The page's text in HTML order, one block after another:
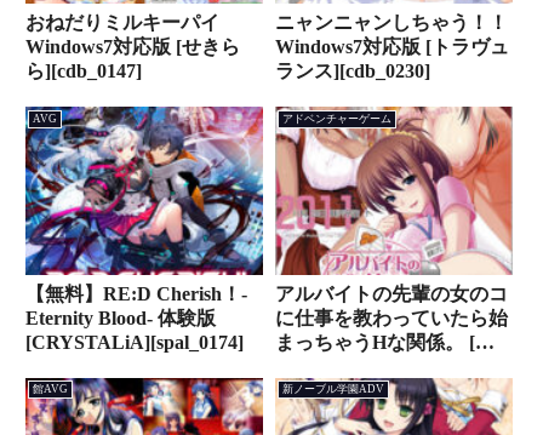
おねだりミルキーパイ
Windows7対応版 [せきら
ら][cdb_0147]
ニャンニャンしちゃう！！
Windows7対応版 [トラヴュ
ランス][cdb_0230]
AVG
【無料】RE:D Cherish！-
Eternity Blood- 体験版
[CRYSTALiA][spal_0174]
アドベンチャーゲーム
アルバイトの先輩の女のコ
に仕事を教わっていたら始
まっちゃうHな関係。 [ア
館AVG 新ノーブル学園ADV